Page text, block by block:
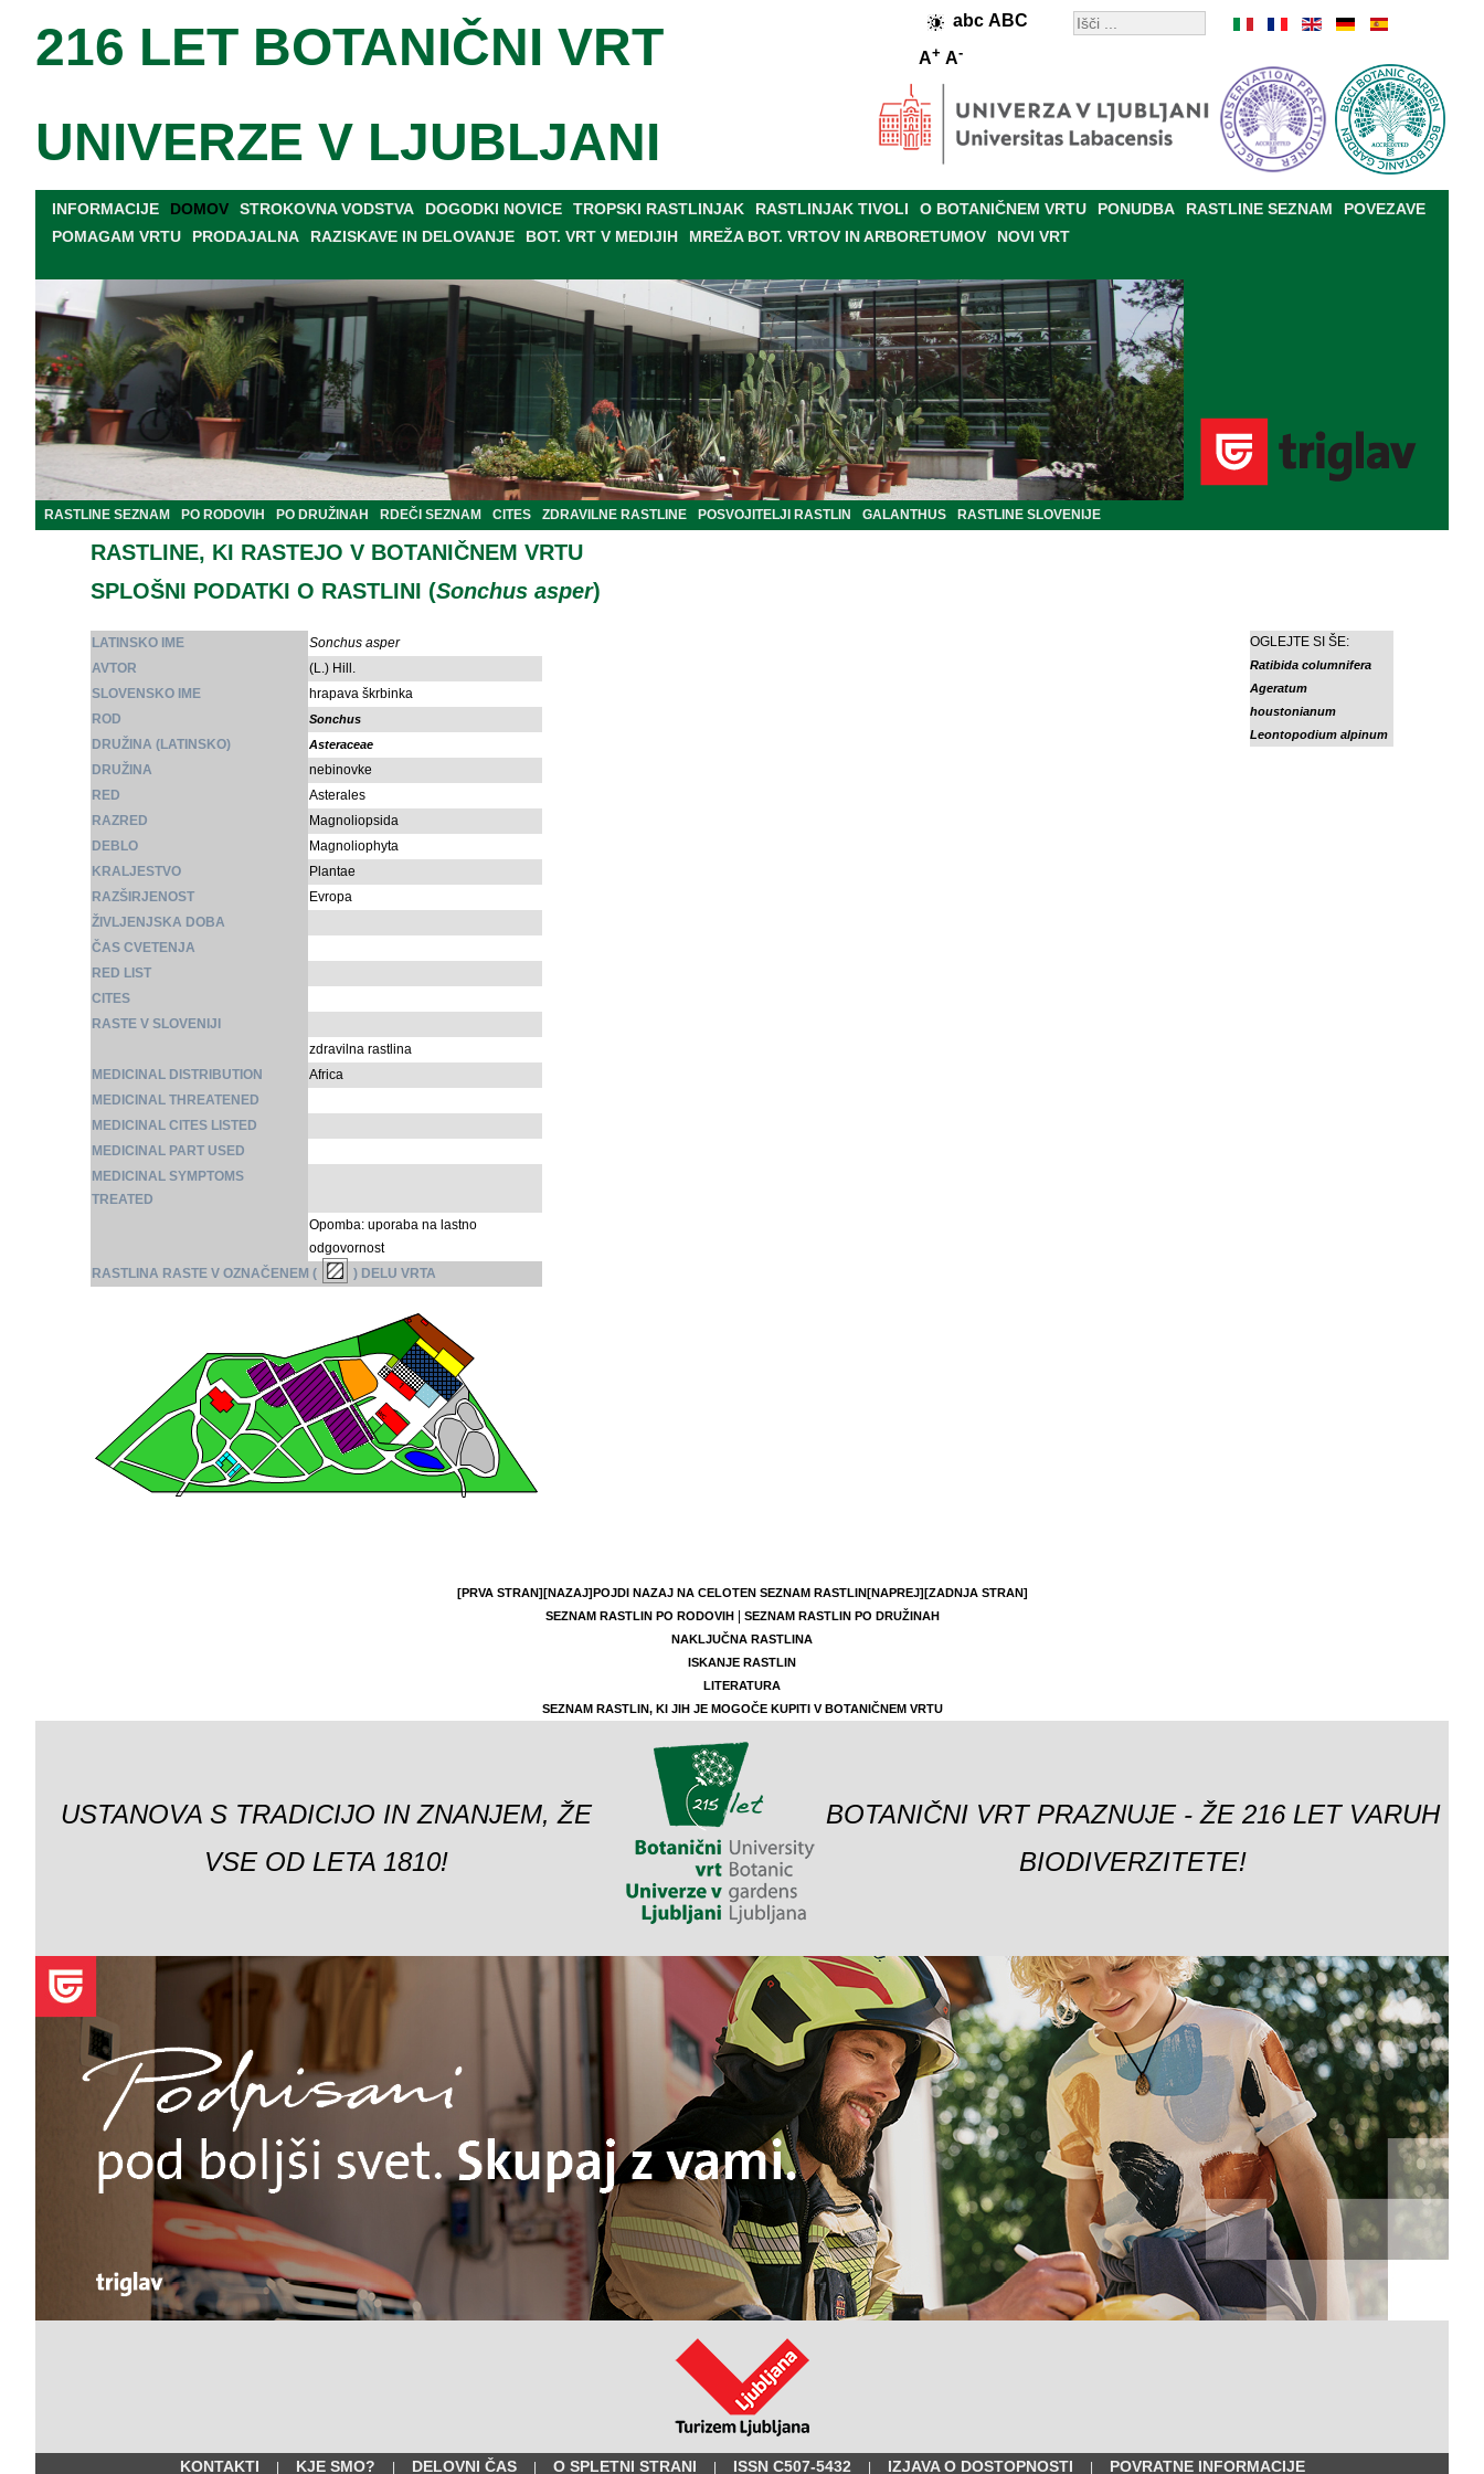
abc ABC
A+ A-
216 LET BOTANIČNI VRT
UNIVERZE V LJUBLJANI
INFORMACIJE DOMOV STROKOVNA VODSTVA DOGODKI NOVICE TROPSKI RASTLINJAK RASTLINJAK TIVOLI O BOTANIČNEM VRTU PONUDBA RASTLINE SEZNAM
POVEZAVE
POMAGAM VRTU
PRODAJALNA RAZISKAVE IN DELOVANJE BOT. VRT V MEDIJIH MREŽA BOT. VRTOV IN ARBORETUMOV NOVI VRT
RASTLINE SEZNAM PO RODOVIH PO DRUŽINAH RDEČI SEZNAM CITES ZDRAVILNE RASTLINE POSVOJITELJI RASTLIN GALANTHUS RASTLINE SLOVENIJE
RASTLINE, KI RASTEJO V BOTANIČNEM VRTU
SPLOŠNI PODATKI O RASTLINI (Sonchus asper)
LATINSKO IME
Sonchus asper
AVTOR
(L.) Hill.
SLOVENSKO IME
hrapava škrbinka
ROD
Sonchus
DRUŽINA (LATINSKO) Asteraceae
DRUŽINA
nebinovke
RED
Asterales
RAZRED
Magnoliopsida
DEBLO
Magnoliophyta
KRALJESTVO
Plantae
RAZŠIRJENOST
Evropa
ŽIVLJENJSKA DOBA
ČAS CVETENJA
RED LIST
CITES
RASTE V SLOVENIJI
zdravilna rastlina
MEDICINAL DISTRIBUTION
Africa
MEDICINAL THREATENED
MEDICINAL CITES LISTED
MEDICINAL PART USED
MEDICINAL SYMPTOMS
TREATED
Opomba: uporaba na lastno
odgovornost
RASTLINA RASTE V OZNAČENEM (
) DELU VRTA
OGLEJTE SI ŠE:
Ratibida columnifera
Ageratum
houstonianum
Leontopodium alpinum
[PRVA STRAN][NAZAJ]POJDI NAZAJ NA CELOTEN SEZNAM RASTLIN[NAPREJ][ZADNJA STRAN]
SEZNAM RASTLIN PO RODOVIH|
SEZNAM RASTLIN PO DRUŽINAH
NAKLJUČNA RASTLINA
ISKANJE RASTLIN
LITERATURA
SEZNAM RASTLIN, KI JIH JE MOGOČE KUPITI V BOTANIČNEM VRTU
USTANOVA S TRADICIJO IN ZNANJEM, ŽE
VSE OD LETA 1810!
BOTANIČNI VRT PRAZNUJE - ŽE 216 LET VARUH
BIODIVERZITETE!
KONTAKTI KJE SMO? DELOVNI ČAS O SPLETNI STRANI ISSN C507-5432 IZJAVA O DOSTOPNOSTI POVRATNE INFORMACIJE